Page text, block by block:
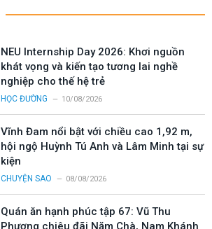
NEU Internship Day 2026: Khơi nguồn
khát vọng và kiến tạo tương lai nghề
nghiệp cho thế hệ trẻ
HỌC ĐƯỜNG 10/08/2026
Vĩnh Đam nổi bật với chiều cao 1,92 m,
hội ngộ Huỳnh Tú Anh và Lâm Minh tại sự
kiện
CHUYỆN SAO 08/08/2026
Quán ăn hạnh phúc tập 67: Vũ Thu
Phương chiêu đãi Năm Chà, Nam Khánh